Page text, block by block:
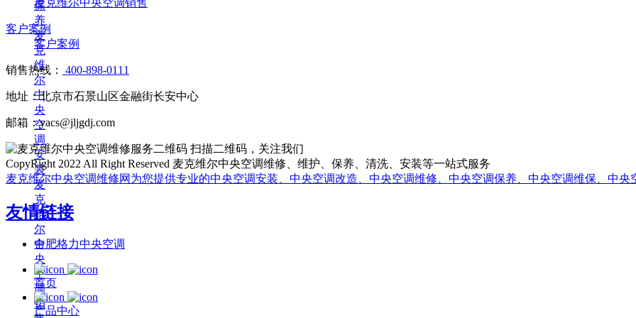
保
养
麦
克
维
尔
中
央
空
调
安
装
麦
克
维
尔
中
央
空
调
销
客户案例
客户案例
销售热线： 400-898-0111
地址：北京市石景山区金融街长安中心
邮箱：yacs@jljgdj.com
扫描二维码，关注我们
CopyRight 2022 All Right Reserved 麦克维尔中央空调维修、维护、保养、清洗、安装等一站式服务
麦克维尔中央空调维修网为您提供专业的中央空调安装、中央空调改造、中央空调维修、中央空调保养、中央空调维保、中央
友情链接
合肥格力中央空调
首页
产品中心